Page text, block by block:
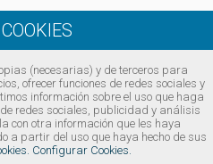
(necesarias) y de terceros para
ofrecer funciones de redes sociales y
información sobre el uso que haga
redes sociales, publicidad y análisis
con otra información que les haya
a partir del uso que haya hecho de sus
Configurar Cookies.